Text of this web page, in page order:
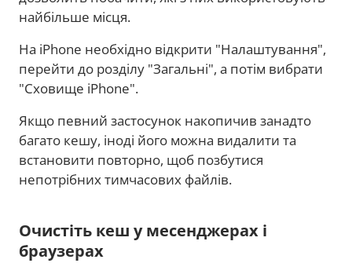
найбільше місця.
На iPhone необхідно відкрити "Налаштування",
перейти до розділу "Загальні", а потім вибрати
"Сховище iPhone".
Якщо певний застосунок накопичив занадто
багато кешу, іноді його можна видалити та
встановити повторно, щоб позбутися
непотрібних тимчасових файлів.
Очистіть кеш у месенджерах і
браузерах